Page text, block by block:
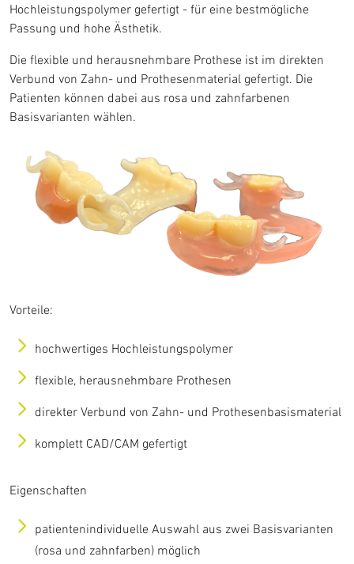
Hochleistungspolymer gefertigt - für eine bestmögliche
Passung und hohe Ästhetik.
Die flexible und herausnehmbare Prothese ist im direkten
Verbund von Zahn- und Prothesenmaterial gefertigt. Die
Patienten können dabei aus rosa und zahnfarbenen
Basisvarianten wählen.
Vorteile:
hochwertiges Hochleistungspolymer
flexible, herausnehmbare Prothesen
direkter Verbund von Zahn- und Prothesenbasismaterial
komplett CAD/CAM gefertigt
Eigenschaften
patientenindividuelle Auswahl aus zwei Basisvarianten
(rosa und zahnfarben) möglich